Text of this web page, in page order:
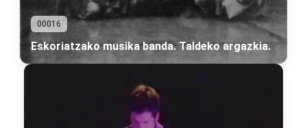
00016
Eskoriatzako musika banda. Taldeko argazkia.